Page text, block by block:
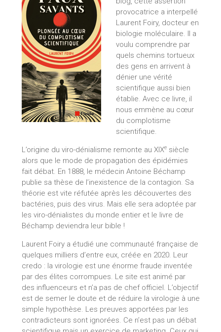
provocatrice a interpellé
Laurent Foiry, docteur en
biologie moléculaire. Il a
voulu comprendre par
quels chemins tortueux
des gens en arrivent à
dénier une vérité
scientifique aussi bien
établie. Avec ce livre, il
nous emmène au cœur
du complotisme
scientifique.
L’origine du viro-dénialisme remonte au XIXesiècle
alors que le mode de propagation des épidémies
fait débat. En 1888, le médecin Antoine Béchamp
publie sa thèse de l’inexistence de la contagion. Sa
théorie est vite réfutée après les découvertes des
bactéries, puis des virus. Mais elle sera adoptée par
les viro-dénialistes du monde entier et le livre de
Béchamp deviendra leur bible !
Laurent Foiry a étudié une communauté française de
quelques milliers d’entre eux, créée en 2020. Leur
credo : la virologie est une énorme fraude inventée
par des élites corrompues. Le site est animé par
des influenceurs et n’a pas de chef officiel. L’objectif
est de semer le doute et de réduire la virologie à une
simple hypothèse. Les preuves apportées par les
contradicteurs sont ignorées. Ce n’est pas un débat